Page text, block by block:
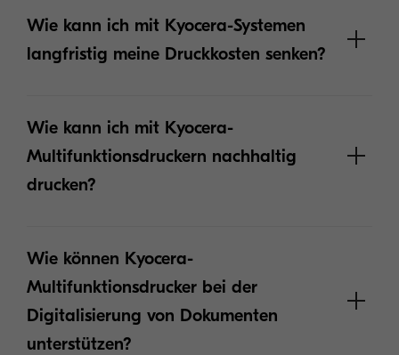
Wie kann ich mit Kyocera-Systemen
langfristig meine Druckkosten senken?
Wie kann ich mit Kyocera-
Multifunktionsdruckern nachhaltig
drucken?
Wie können Kyocera-
Multifunktionsdrucker bei der
Digitalisierung von Dokumenten
unterstützen?